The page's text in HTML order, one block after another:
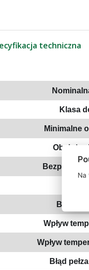
techniczna
Klasa
Minimalne
Bezpieczny
Błąd
Wpływ
Wpływ
Błąd
Na